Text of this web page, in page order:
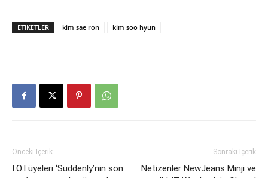
ETIKETLER kim sae ron kim soo hyun
Önceki İçerik
I.O.I üyeleri ‘Suddenly’nin son
Sonraki İçerik
Netizenler NewJeans Minji ve